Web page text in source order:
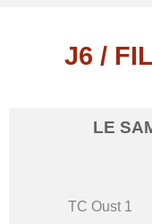
J6 /
LE
TC Oust 1